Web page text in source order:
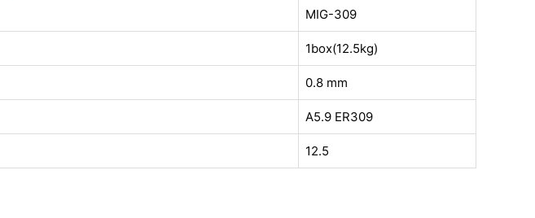
MIG-309
1box(12.5kg)
0.8 mm
A5.9 ER309
12.5